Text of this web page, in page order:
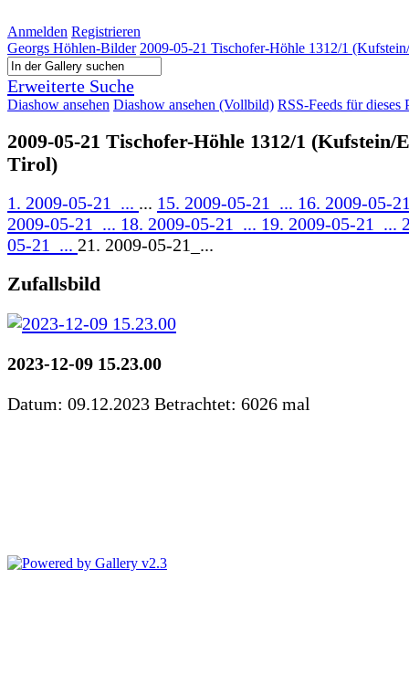
Anmelden Registrieren
Georgs Höhlen-Bilder 2009-05-21 Tischofer-Höhle 1312/1
Erweiterte Suche
Diashow ansehen Diashow ansehen (Vollbild) RSS-Feeds für dieses
2009-05-21 Tischofer-Höhle 1312/1 (Kufstein/
Tirol)
1. 2009-05-21_... ... 15. 2009-05-21_... 16. 2009-05-
2009-05-21_... 18. 2009-05-21_... 19. 2009-05-21_...
05-21_... 21. 2009-05-21_...
Zufallsbild
2023-12-09 15.23.00
Datum: 09.12.2023 Betrachtet: 6026 mal